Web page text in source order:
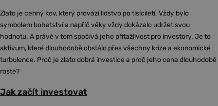
Zlato je cenný kov, který provází lidstvo po tisíciletí. Vždy bylo
symbolem bohatství a napříč věky vždy dokázalo udržet svou
hodnotu. A právě v tom spočívá jeho přitažlivost pro investory. Je to
aktivum, které dlouhodobě obstálo přes všechny krize a ekonomické
turbulence. Proč je zlato dobrá investice a proč jeho cena dlouhodobě
roste?
Jak začít investovat